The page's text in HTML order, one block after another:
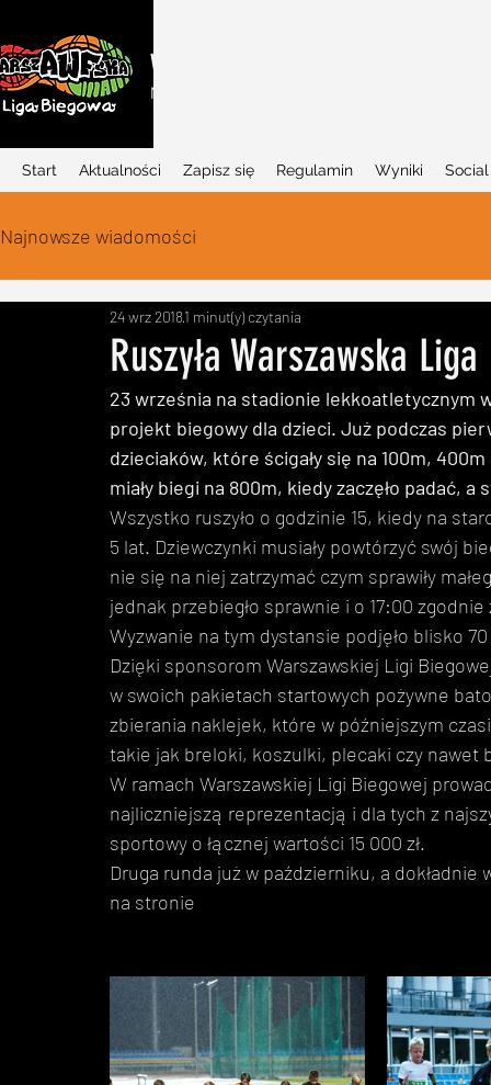
WARSZAWSKA LIGA BIEGOWA
Najlepszy w Polsce projekt biegowy dla
Start Aktualności Zapisz się Regulamin Wyniki
Najnowsze wiadomości
Ruszyła Warszawska
24 wrz 20181 minut(y) czytania
23 września na stadionie lekkoatletycznym
projekt biegowy dla dzieci. Już podczas
dzieciaków, które ścigały się na 100m,
miały biegi na 800m, kiedy zaczęło padać,
Wszystko ruszyło o godzinie 15, kiedy na
5 lat. Dziewczynki musiały powtórzyć swój
nie się na niej zatrzymać czym sprawiły
jednak przebiegło sprawnie i o 17:00
Wyzwanie na tym dystansie podjęło blisko
Dzięki sponsorom Warszawskiej Ligi
w swoich pakietach startowych pożywne
zbierania naklejek, które w późniejszym
takie jak breloki, koszulki, plecaki czy nawet
W ramach Warszawskiej Ligi Biegowej
najliczniejszą reprezentacją i dla tych z
sportowy o łącznej wartości 15 000 zł.
Druga runda już w październiku, a
na stronie